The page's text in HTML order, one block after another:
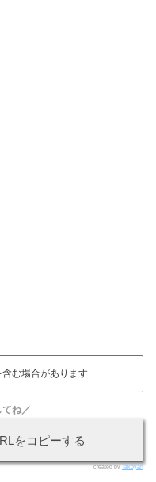
む場合があります
ね／
をコピーする
created byTakoyan